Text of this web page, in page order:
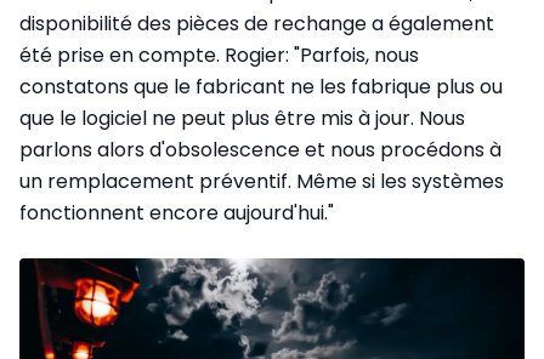
disponibilité des pièces de rechange a également
été prise en compte. Rogier: "Parfois, nous
constatons que le fabricant ne les fabrique plus ou
que le logiciel ne peut plus être mis à jour. Nous
parlons alors d'obsolescence et nous procédons à
un remplacement préventif. Même si les systèmes
fonctionnent encore aujourd'hui."